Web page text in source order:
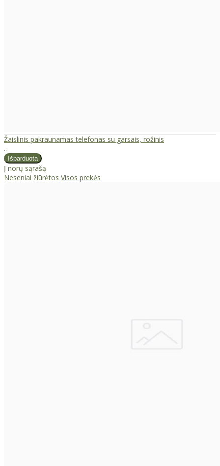
Žaislinis pakraunamas telefonas su garsais, rožinis
..
Į norų sąrašą
Neseniai žiūrėtos Visos prekės